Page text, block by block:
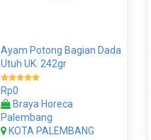
Ayam Potong Bagian Dada
Utuh UK. 242gr
Rp0
Braya Horeca
Palembang
KOTA PALEMBANG